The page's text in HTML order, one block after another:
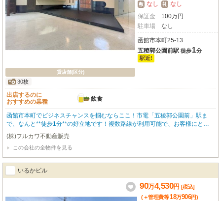
貸店舗(区分)
30枚
敷 なし 礼 なし
保証金
100万円
駐車場
なし
函館市本町25-13
五稜郭公園前駅 徒歩1分
駅近!
出店するのに
おすすめの業種
飲食
函館市本町でビジネスチャンスを掴むならここ！市電「五稜郭公園前」駅ま
で、なんと**徒歩1分**の好立地です！複数路線が利用可能で、お客様にとっ
ても従業員様にとってもアクセスは大変良好。周辺にはショッピングセンター
「シエスタハコダテ」や飲食店、ドラッグストアなどが多数立ち並ぶ賑やかな
エリアで、安定した集客が見込めます。広々とした専有面積290㎡（約87.7
坪）の2階部分。鉄筋コンクリート造で堅牢な建物にはエレベーターも完備し
ており、お客様もスムーズにご来店いただけます。重飲食を含む飲食全般に対
応可能！ビルトインエアコン、照明器具、ガス・給排水設備といった充実の設
備が揃っており、開店準備もスムーズに進められます。函館の中心地で新たな
一歩を踏み出しませんか？ぜひ一度現地をご覧ください！
(株)フルカワ不動産販売
この会社の全物件を見る
いるかビル
90万4,530円 [税込]
(＋管理費等18万906円)